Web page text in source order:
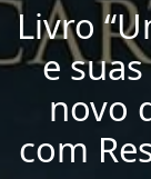
Livro
e
novo
com